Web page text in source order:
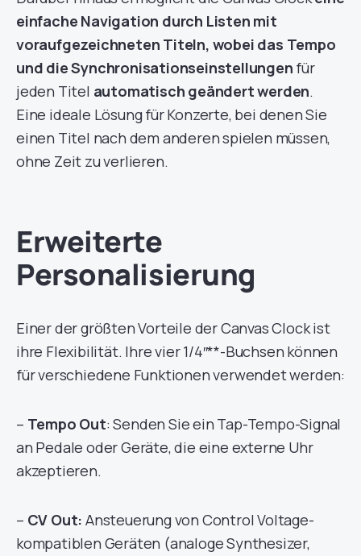
einfache Navigation durch Listen mit
voraufgezeichneten Titeln, wobei das Tempo
und die Synchronisationseinstellungen für
jeden Titel automatisch geändert werden.
Eine ideale Lösung für Konzerte, bei denen Sie
einen Titel nach dem anderen spielen müssen,
ohne Zeit zu verlieren.
Erweiterte
Personalisierung
Einer der größten Vorteile der Canvas Clock ist
ihre Flexibilität. Ihre vier 1/4″**-Buchsen können
für verschiedene Funktionen verwendet werden:
– Tempo Out: Senden Sie ein Tap-Tempo-Signal
an Pedale oder Geräte, die eine externe Uhr
akzeptieren.
– CV Out:Ansteuerung von Control Voltage-
kompatiblen Geräten (analoge Synthesizer,